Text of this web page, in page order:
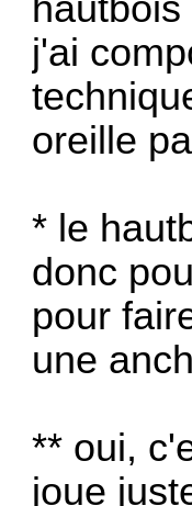
j'ai
oreille
* le
donc
pour
une
** oui,
joue